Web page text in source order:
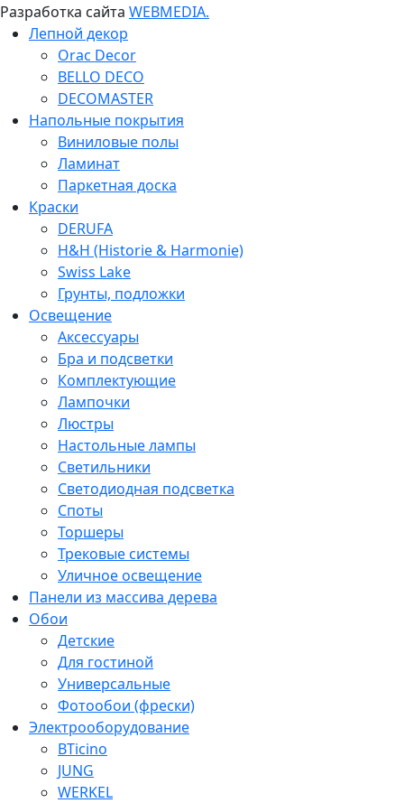
Разработка сайта WEBMEDIA.
Лепной декор
Orac Decor
BELLO DECO
DECOMASTER
Напольные покрытия
Виниловые полы
Ламинат
Паркетная доска
Краски
DERUFA
H&H (Historie & Harmonie)
Swiss Lake
Грунты, подложки
Освещение
Аксессуары
Бра и подсветки
Комплектующие
Лампочки
Люстры
Настольные лампы
Светильники
Светодиодная подсветка
Споты
Торшеры
Трековые системы
Уличное освещение
Панели из массива дерева
Обои
Детские
Для гостиной
Универсальные
Фотообои (фрески)
Электрооборудование
BTicino
JUNG
WERKEL